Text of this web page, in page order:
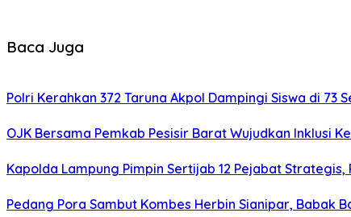
Baca Juga
Polri Kerahkan 372 Taruna Akpol Dampingi Siswa di 73
OJK Bersama Pemkab Pesisir Barat Wujudkan Inklusi
Kapolda Lampung Pimpin Sertijab 12 Pejabat
Pedang Pora Sambut Kombes Herbin Sianipar, Babak